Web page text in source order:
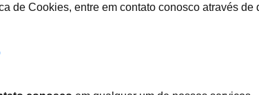
de Cookies, entre em contato conosco através